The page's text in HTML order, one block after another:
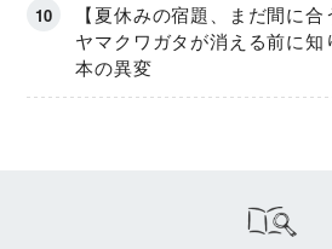
【夏休みの宿題、まだ間に合
ヤマクワガタが消える前に知
本の異変